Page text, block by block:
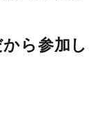
から参加し